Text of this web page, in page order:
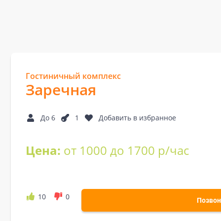
Гостиничный комплекс
Заречная
До 6 1 Добавить в избранное
Цена: от 1000 до 1700 р/час
10 0